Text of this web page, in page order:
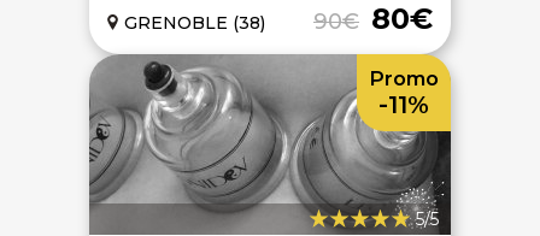
90€ 80€
GRENOBLE (38)
5/5
Promo
-11%
Notre service client est ouvert du lundi au vendredi
de 9h à 12h30 et de 14h à 18h
DEVENIR PARTENAIRE
Proposer mon établissement
Témoignages partenaires
RECRUTEMENT
Ouvrir une agence LeBienEtre.fr